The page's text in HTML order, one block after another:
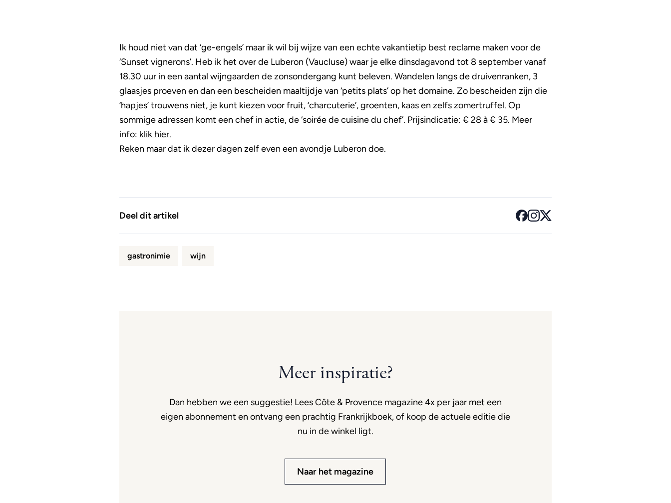
Ik houd niet van dat ‘ge-engels’ maar ik wil bij wijze van een echte vakantietip best reclame maken voor de
‘Sunset vignerons’. Heb ik het over de Luberon (Vaucluse) waar je elke dinsdagavond tot 8 september vanaf
18.30 uur in een aantal wijngaarden de zonsondergang kunt beleven. Wandelen langs de druivenranken, 3
glaasjes proeven en dan een bescheiden maaltijdje van ‘petits plats’ op het domaine. Zo bescheiden zijn die
‘hapjes’ trouwens niet, je kunt kiezen voor fruit, ‘charcuterie’, groenten, kaas en zelfs zomertruffel. Op
sommige adressen komt een chef in actie, de ‘soirée de cuisine du chef’. Prijsindicatie: € 28 à € 35. Meer
info: klik hier.
Reken maar dat ik dezer dagen zelf even een avondje Luberon doe.
Deel dit artikel
gastronimie wijn
Meer inspiratie?
Dan hebben we een suggestie! Lees Côte & Provence magazine 4x per jaar met een
eigen abonnement en ontvang een prachtig Frankrijkboek, of koop de actuele editie die
nu in de winkel ligt.
Naar het magazine